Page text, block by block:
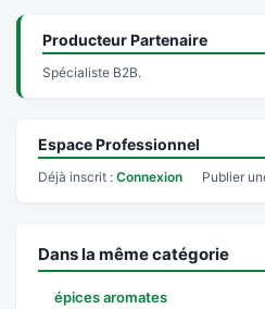
Producteur Partenaire
Spécialiste B2B.
Espace Professionnel
Déjà inscrit : Connexion Publier
Dans la même catégorie
épices aromates